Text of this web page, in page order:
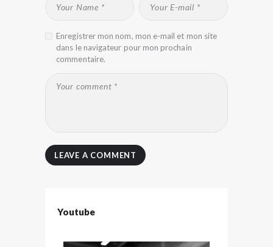
Enregistrer mon nom, mon e-mail et mon site
dans le navigateur pour mon prochain
commentaire.
Youtube